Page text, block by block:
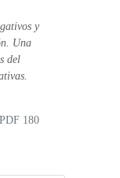
y
Una
del
180